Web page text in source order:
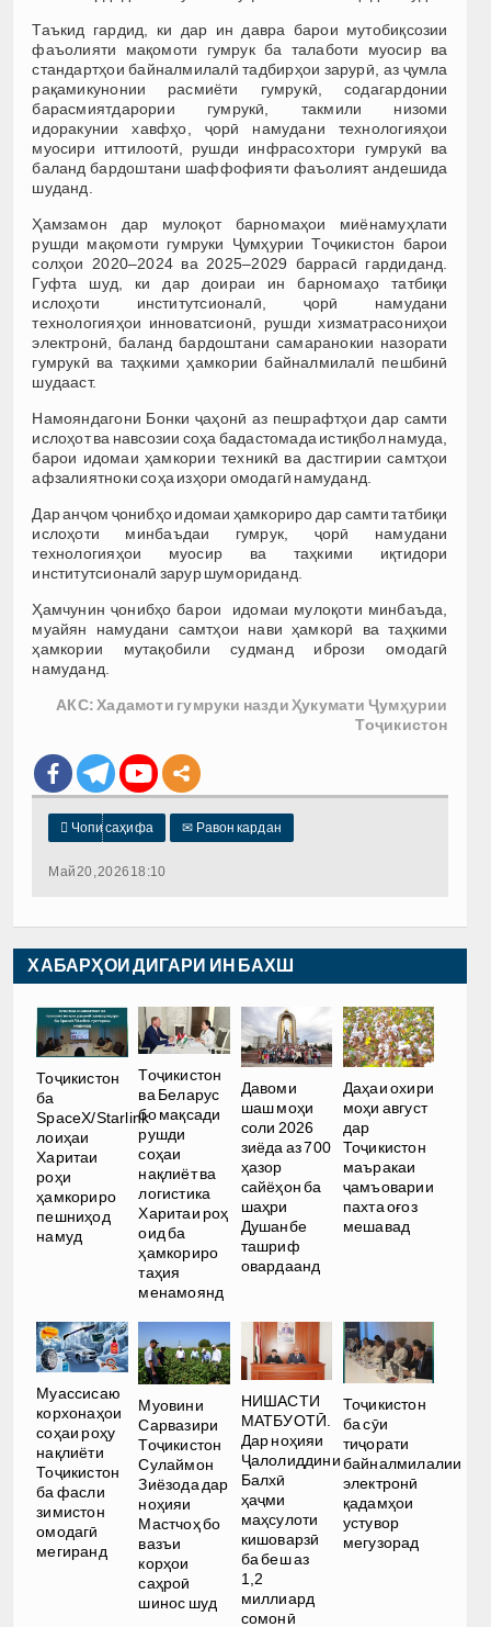
Таъкид гардид, ки дар ин давра барои мутобиқсозии
фаъолияти мақомоти гумрук ба талаботи муосир ва
стандартҳои байналмилалӣ тадбирҳои зарурӣ, аз ҷумла
рақамикунонии расмиёти гумрукӣ, содагардонии
барасмиятдарории гумрукӣ, такмили низоми
идоракунии хавфҳо, ҷорӣ намудани технологияҳои
муосири иттилоотӣ, рушди инфрасохтори гумрукӣ ва
баланд бардоштани шаффофияти фаъолият андешида
шуданд.
Ҳамзамон дар мулоқот барномаҳои миёнамуҳлати
рушди мақомоти гумруки Ҷумҳурии Тоҷикистон барои
солҳои 2020–2024 ва 2025–2029 баррасӣ гардиданд.
Гуфта шуд, ки дар доираи ин барномаҳо татбиқи
ислоҳоти институтсионалӣ, ҷорӣ намудани
технологияҳои инноватсионӣ, рушди хизматрасониҳои
электронӣ, баланд бардоштани самаранокии назорати
гумрукӣ ва таҳкими ҳамкории байналмилалӣ пешбинӣ
шудааст.
Намояндагони Бонки ҷаҳонӣ аз пешрафтҳои дар самти
ислоҳот ва навсозии соҳа бадастомада истиқбол намуда,
барои идомаи ҳамкории техникӣ ва дастгирии самтҳои
афзалиятноки соҳа изҳори омодагӣ намуданд.
Дар анҷом ҷонибҳо идомаи ҳамкориро дар самти татбиқи
ислоҳоти минбаъдаи гумрук, ҷорӣ намудани
технологияҳои муосир ва таҳкими иқтидори
институтсионалӣ зарур шумориданд.
Ҳамчунин ҷонибҳо барои идомаи мулоқоти минбаъда,
муайян намудани самтҳои нави ҳамкорӣ ва таҳкими
ҳамкории мутақобили судманд ибрози омодагӣ
намуданд.
АКС: Хадамоти гумруки назди Ҳукумати Ҷумҳурии
Тоҷикистон
 Чопи саҳифа ✉ Равон кардан
Май 20, 2026 18:10
ХАБАРҲОИ ДИГАРИ ИН БАХШ
Тоҷикистон
ба
SpaceX/Starlink
лоиҳаи
Харитаи
роҳи
ҳамкориро
пешниҳод
намуд
Тоҷикистон
ва Беларус
бо мақсади
рушди
соҳаи
нақлиёт ва
логистика
Харитаи роҳ
оид ба
ҳамкориро
таҳия
менамоянд
Давоми
шаш моҳи
соли 2026
зиёда аз 700
ҳазор
сайёҳон ба
шаҳри
Душанбе
ташриф
овардаанд
Даҳаи охири
моҳи август
дар
Тоҷикистон
маъракаи
ҷамъоварии
пахта оғоз
мешавад
Муассисаю
корхонаҳои
соҳаи роҳу
нақлиёти
Тоҷикистон
ба фасли
зимистон
омодагӣ
мегиранд
Муовини
Сарвазири
Тоҷикистон
Сулаймон
Зиёзода дар
ноҳияи
Мастчоҳ бо
вазъи
корҳои
саҳроӣ
шинос шуд
НИШАСТИ
МАТБУОТӢ.
Дар ноҳияи
Ҷалолиддини
Балхӣ
ҳаҷми
маҳсулоти
кишоварзӣ
ба беш аз
1,2
миллиард
сомонӣ
Тоҷикистон
ба сӯи
тиҷорати
байналмилалии
электронӣ
қадамҳои
устувор
мегузорад